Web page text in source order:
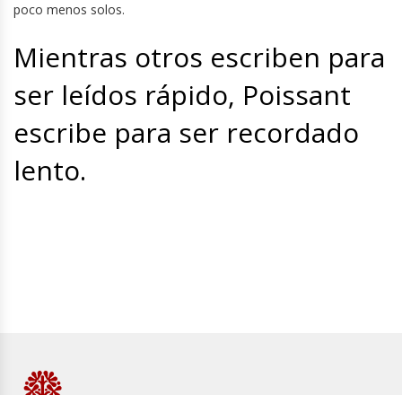
poco menos solos.
Mientras otros escriben para
ser leídos rápido, Poissant
escribe para ser recordado
lento.